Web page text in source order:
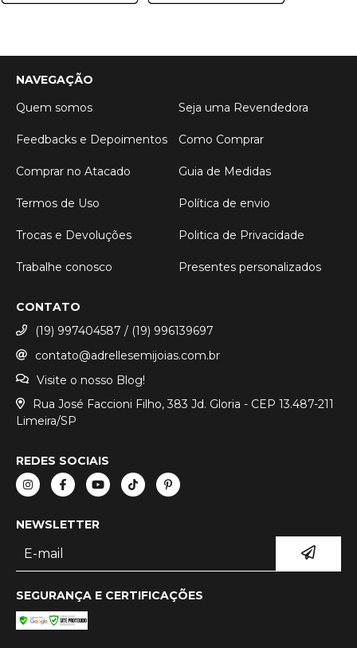
NAVEGAÇÃO
Quem somos
Seja uma Revendedora
Feedbacks e Depoimentos Como Comprar
Comprar no Atacado Guia de Medidas
Termos de Uso Política de envio
Trocas e Devoluções Politica de Privacidade
Trabalhe conosco Presentes personalizados
CONTATO
(19) 997404587 / (19) 996139697
contato@adrellesemijoias.com.br
Visite o nosso Blog!
Rua José Faccioni Filho, 383 Jd. Gloria - CEP 13.487-211
Limeira/SP
REDES SOCIAIS
NEWSLETTER
SEGURANÇA E CERTIFICAÇÕES